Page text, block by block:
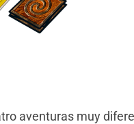
aventuras muy